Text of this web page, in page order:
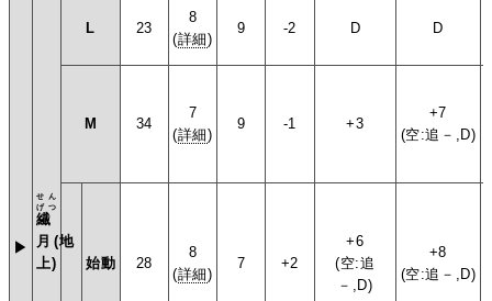
▶
繊
月
せん
げつ
(地
上)
L 23
8
(詳細)
9 -2 D D
M 34
7
(詳細)
9 -1 +3
+7
(空:追－,D)
始動 28
8
(詳細)
7 +2
+6
(空:追
－,D)
+8
(空:追－,D)